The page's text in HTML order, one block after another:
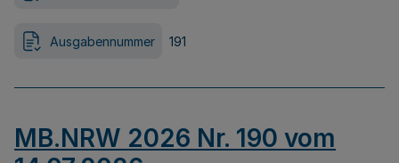
Ausgabennummer 191
MB.NRW 2026 Nr. 190 vom